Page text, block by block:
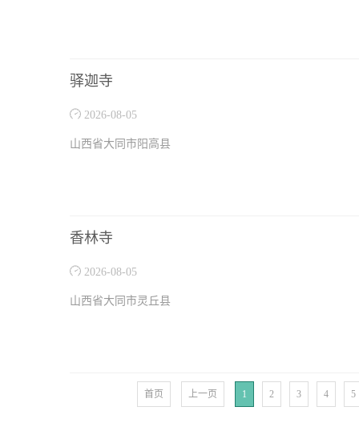
驿迦寺
2026-08-05
山西省大同市阳高县
香林寺
2026-08-05
山西省大同市灵丘县
首页 上一页 1 2 3 4 5